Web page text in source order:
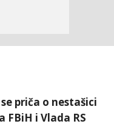
priča o nestašici
FBiH i Vlada RS